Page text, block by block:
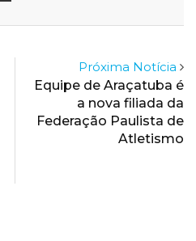
Próxima Notícia
Equipe de Araçatuba é
a nova filiada da
Federação Paulista de
Atletismo